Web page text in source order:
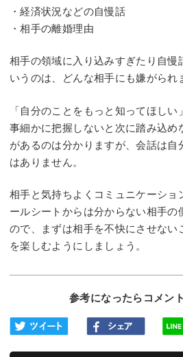
・経済状況などの自慢話
・相手の離婚理由
相手の領域に入り込みすぎたり自慢
いうのは、どんな相手にも嫌がられ
「自分のことをもっと知ってほし
事細かに把握しないと次に踏み込め
があるのは分かりますが、会話は自
はありません。
相手と気持ちよくコミュニケーショ
ールシートからは分からない相手の
ので、まずは相手を不快にさせない
を楽しむようにしましょう。
参考になったらコメン